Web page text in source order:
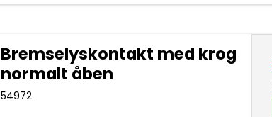
Bremselyskontakt med krog
normalt åben
54972